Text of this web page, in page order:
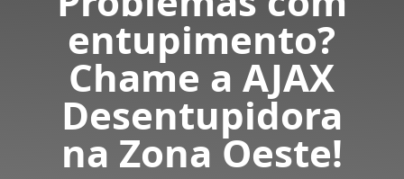
entupimento?
Chame a AJAX
Desentupidora
na Zona Oeste!